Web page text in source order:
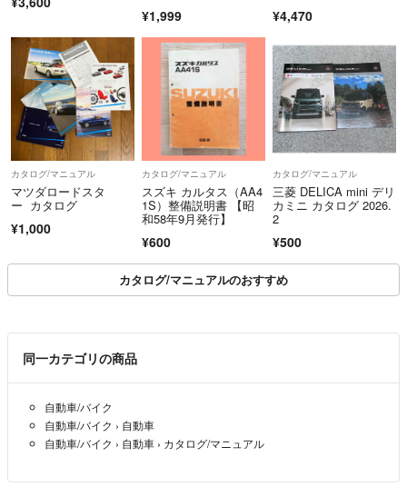
¥1,999 ¥4,470
カタログ/マニュアル
マツダロードスタ
ー カタログ
¥1,000
カタログ/マニュアル
スズキ カルタス（AA4
1S）整備説明書 【昭
和58年9月発行】
¥600
カタログ/マニュアル
三菱 DELICA mini デリ
カミニ カタログ 2026.
2
¥500
カタログ/マニュアルのおすすめ
同一カテゴリの商品
自動車/バイク
自動車/バイク › 自動車
自動車/バイク › 自動車 › カタログ/マニュアル